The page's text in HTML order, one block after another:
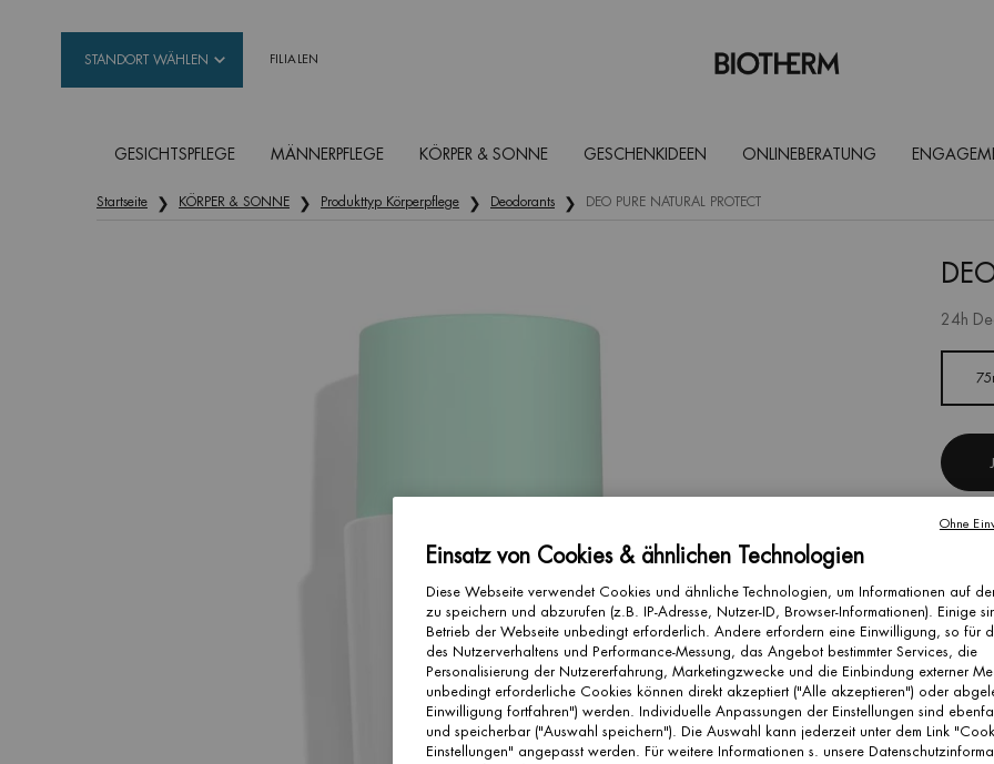
STANDORT WÄHLEN FILIALEN
GESICHTSPFLEGE MÄNNERPFLEGE KÖRPER & SONNE GESCHENKIDEEN ONLINEBERATUNG
Startseite KÖRPER & SONNE Produkttyp Körperpflege Deodorants DEO PURE NATURAL PROTECT
24h
Einsatz von Cookies & ähnlichen Technologien
Diese Webseite verwendet Cookies und ähnliche Technologien, um Informationen auf
zu speichern und abzurufen (z.B. IP-Adresse, Nutzer-ID, Browser-Informationen). Einige
Betrieb der Webseite unbedingt erforderlich. Andere erfordern eine Einwilligung, so für
des Nutzerverhaltens und Performance-Messung, das Angebot bestimmter Services, die
Personalisierung der Nutzererfahrung, Marketingzwecke und die Einbindung externer
unbedingt erforderliche Cookies können direkt akzeptiert ("Alle akzeptieren") oder
Einwilligung fortfahren") werden. Individuelle Anpassungen der Einstellungen sind
und speicherbar ("Auswahl speichern"). Die Auswahl kann jederzeit unter dem Link
Einstellungen" angepasst werden. Für weitere Informationen s. unsere
Ohne